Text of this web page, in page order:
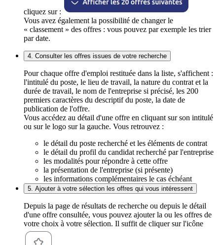
cliquez sur :
Vous avez également la possibilité de changer le
« classement » des offres : vous pouvez par exemple les trier
par date.
4. Consulter les offres issues de votre recherche
Pour chaque offre d'emploi restituée dans la liste, s'affichent :
l'intitulé du poste, le lieu de travail, la nature du contrat et la
durée de travail, le nom de l'entreprise si précisé, les 200
premiers caractères du descriptif du poste, la date de
publication de l'offre.
Vous accédez au détail d'une offre en cliquant sur son intitulé
ou sur le logo sur la gauche. Vous retrouvez :
le détail du poste recherché et les éléments de contrat
le détail du profil du candidat recherché par l'entreprise
les modalités pour répondre à cette offre
la présentation de l'entreprise (si présente)
les informations complémentaires le cas échéant
5. Ajouter à votre sélection les offres qui vous intéressent
Depuis la page de résultats de recherche ou depuis le détail
d'une offre consultée, vous pouvez ajouter la ou les offres de
votre choix à votre sélection. Il suffit de cliquer sur l'icône